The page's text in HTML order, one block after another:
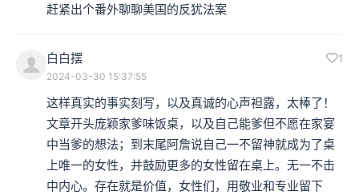
赶紧出个番外聊聊美国的反犹法案
白白摆 1
2024-03-30 15:37:55
这样真实的事实刻写，以及真诚的心声袒露，太棒了！
文章开头庞颖家爹味饭桌，以及自己能爹但不愿在家宴
中当爹的想法；到末尾阿詹说自己一不留神就成为了桌
上唯一的女性，并鼓励更多的女性留在桌上。无一不击
中内心。存在就是价值，女性们，用敬业和专业留下